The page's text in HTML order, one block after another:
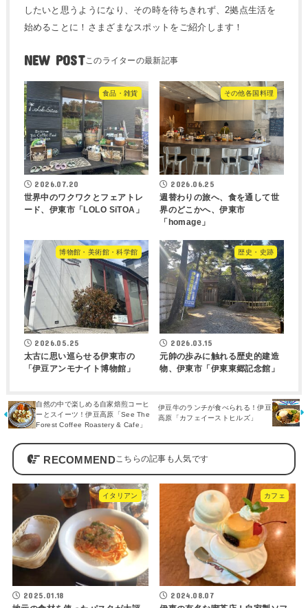
したいと思うようになり、その時を待ちきれず、2拠点生活を
始めることに！さまざまなスポットをご紹介します！
NEW POST
食品・雑貨
2026.07.20
世界中のワクワクとフェアトレ
ード、伊東市「LOLO SiTOA」
その他各国料理
2026.06.25
週替わりの旅へ、食を通して世
界のどこかへ、伊東市
「homage」
博物館・美術館・科学館
2026.05.25
太古に思い巡らせる伊東市の
「伊豆アンモナイト博物館」
歴史・史跡
2026.03.15
元帥の歩みに触れる歴史的建造
物、伊東市「伊東東郷記念館」
自然の中で楽しめる自家焙煎コーヒ
ーとスイーツ！伊豆高原「See The
Forest Coffee Roastery & Cafe」
伊豆牛のランチが食べられる！伊豆
高原「カフェイーストヒルズ」
RECOMMEND
イタリアン
2025.01.18
カフェ
2024.08.07